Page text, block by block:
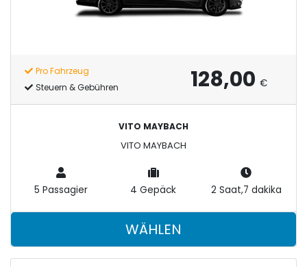
Pro Fahrzeug
Steuern & Gebühren
128,00 €
VITO MAYBACH
VITO MAYBACH
5 Passagier 4 Gepäck 2 Saat,7 dakika
WÄHLEN